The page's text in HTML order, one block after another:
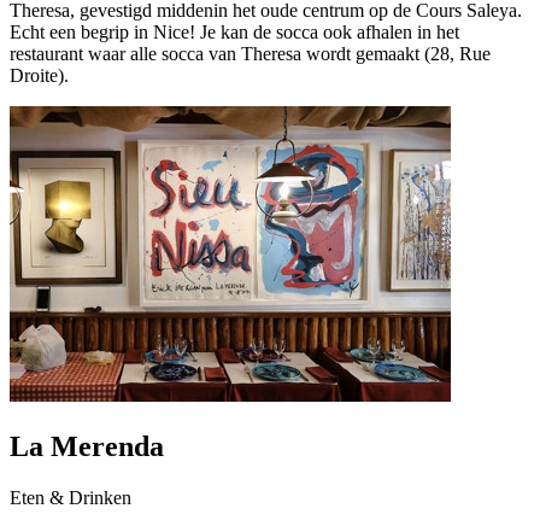
Theresa, gevestigd middenin het oude centrum op de Cours Saleya.
Echt een begrip in Nice! Je kan de socca ook afhalen in het
restaurant waar alle socca van Theresa wordt gemaakt (28, Rue
Droite).
La Merenda
Eten & Drinken